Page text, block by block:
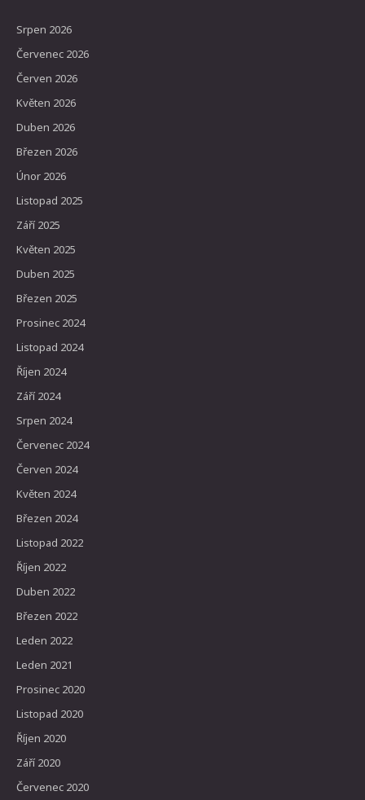
Srpen 2026
Červenec 2026
Červen 2026
Květen 2026
Duben 2026
Březen 2026
Únor 2026
Listopad 2025
Září 2025
Květen 2025
Duben 2025
Březen 2025
Prosinec 2024
Listopad 2024
Říjen 2024
Září 2024
Srpen 2024
Červenec 2024
Červen 2024
Květen 2024
Březen 2024
Listopad 2022
Říjen 2022
Duben 2022
Březen 2022
Leden 2022
Leden 2021
Prosinec 2020
Listopad 2020
Říjen 2020
Září 2020
Červenec 2020